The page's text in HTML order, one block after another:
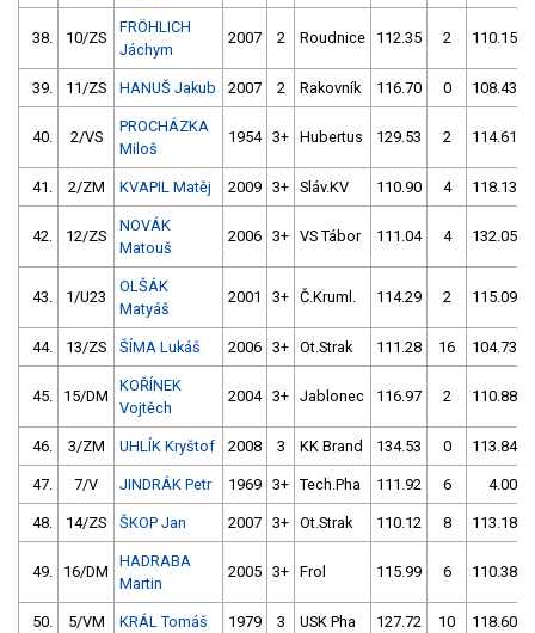
38. 10/ZS
FRÖHLICH
Jáchym
2007 2 Roudnice 112.35 2 110.15
39. 11/ZS HANUŠ Jakub 2007 2 Rakovník 116.70 0 108.43
40. 2/VS
PROCHÁZKA
Miloš
1954 3+ Hubertus 129.53 2 114.61
41. 2/ZM KVAPIL Matěj 2009 3+ Sláv.KV 110.90 4 118.13
42. 12/ZS
NOVÁK
Matouš
2006 3+ VS Tábor 111.04 4 132.05
43. 1/U23
OLŠÁK
Matyáš
2001 3+ Č.Kruml. 114.29 2 115.09
44. 13/ZS ŠÍMA Lukáš 2006 3+ Ot.Strak 111.28 16 104.73
45. 15/DM
KOŘÍNEK
Vojtěch
2004 3+ Jablonec 116.97 2 110.88
46. 3/ZM UHLÍK Kryštof 2008 3 KK Brand 134.53 0 113.84
47. 7/V JINDRÁK Petr 1969 3+ Tech.Pha 111.92 6 4.00
48. 14/ZS ŠKOP Jan 2007 3+ Ot.Strak 110.12 8 113.18
49. 16/DM
HADRABA
Martin
2005 3+ Frol 115.99 6 110.38
50. 5/VM KRÁL Tomáš 1979 3 USK Pha 127.72 10 118.60